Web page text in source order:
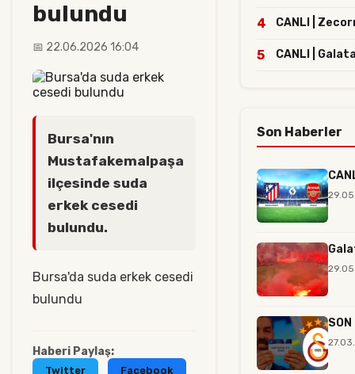
bulundu
📅 22.06.2026 16:04
Bursa'nın
Mustafakemalpaşa
ilçesinde suda
erkek cesedi
bulundu.
Bursa'da suda erkek cesedi
bulundu
Haberi Paylaş:
Twitter Facebook
4 CANLI |
5 CANLI |
Son Haberler